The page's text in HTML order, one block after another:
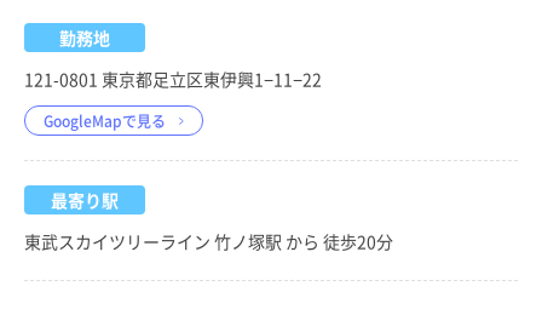
勤務地
121-0801 東京都足立区東伊興1−11−22
GoogleMapで見る
最寄り駅
東武スカイツリーライン 竹ノ塚駅 から 徒歩20分